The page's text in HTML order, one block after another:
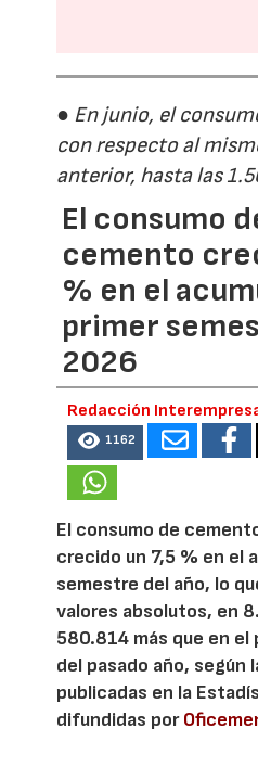
● En junio, el
con respecto al
anterior, hasta las
El consumo
cemento
% en el
primer
2026
Redacción
1162
El consumo de
crecido un 7,5 % en el
semestre del año, lo
valores absolutos, en
580.814 más que en
del pasado año, según
publicadas en la
difundidas por